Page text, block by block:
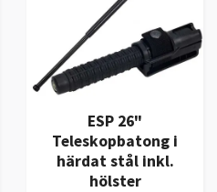
ESP 26"
Teleskopbatong i
härdat stål inkl.
hölster